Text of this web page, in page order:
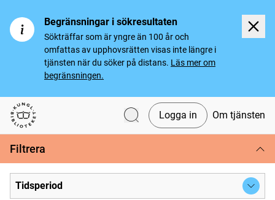
Begränsningar i sökresultaten
Sökträffar som är yngre än 100 år och
omfattas av upphovsrätten visas inte längre i
tjänsten när du söker på distans. Läs mer om
begränsningen.
Svenska tidningar
Logga in Om tjänsten
Filtrera
Tidsperiod